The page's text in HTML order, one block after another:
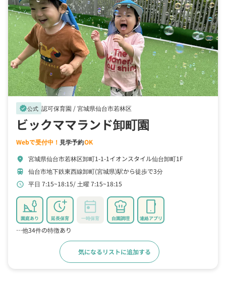
verified公式 認可保育園 /宮城県仙台市若林区
ビックママランド卸町園
Webで受付中！ 見学予約OK
location_on 宮城県仙台市若林区卸町1-1-1イオンスタイル仙台卸町1F
train 仙台市地下鉄東西線卸町(宮城県)駅から徒歩で3分
schedule 平日 7:15~18:15 土曜 7:15~18:15
園庭あり 延長保育 一時保育 自園調理 連絡アプリ
…他34件の特徴あり
気になるリストに追加する